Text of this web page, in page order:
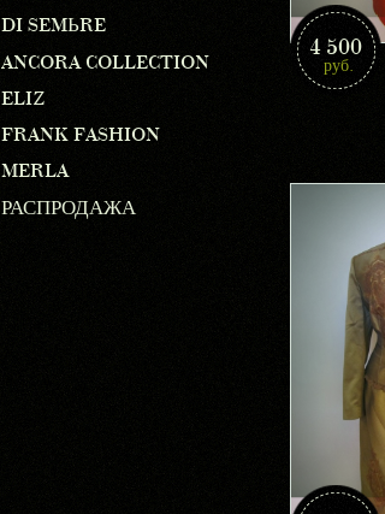
DI SEMЬRE
ANCORA COLLECTION
ELIZ
FRANK FASHION
MERLA
РАСПРОДАЖА
4 500
руб.